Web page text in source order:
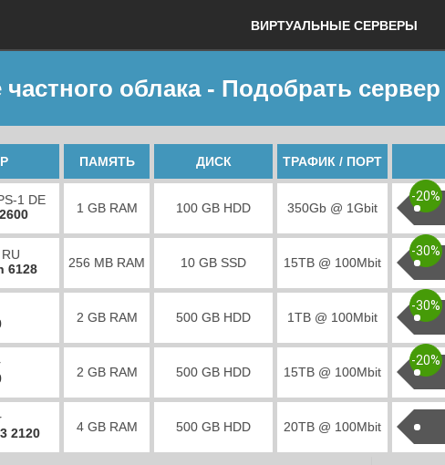
ВИРТУАЛЬНЫЕ СЕРВЕРЫ
облака - Подобрать сервер
ПАМЯТЬ ДИСК ТРАФИК / ПОРТ
1 DE
1 GB RAM 100 GB HDD 350Gb @ 1Gbit
-20%
6128
256 MB RAM 10 GB SSD 15TB @ 100Mbit
-30%
2 GB RAM 500 GB HDD 1TB @ 100Mbit
-30%
2 GB RAM 500 GB HDD 15TB @ 100Mbit
-20%
2120
4 GB RAM 500 GB HDD 20TB @ 100Mbit